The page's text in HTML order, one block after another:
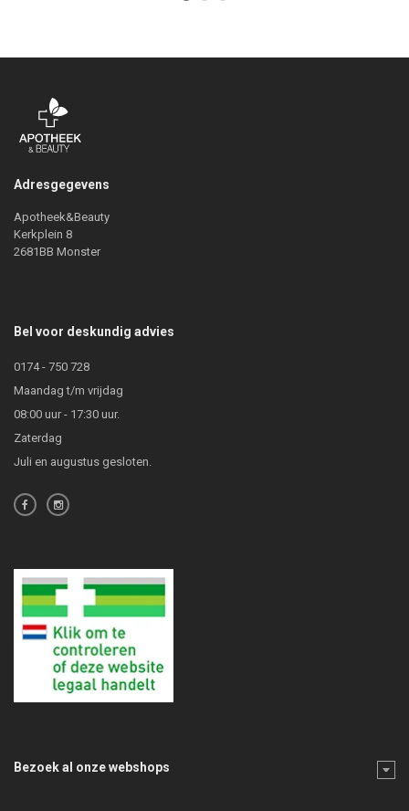
Adresgegevens
Apotheek&Beauty
Kerkplein 8
2681BB Monster
Bel voor deskundig advies
0174 - 750 728
Maandag t/m vrijdag
08:00 uur - 17:30 uur.
Zaterdag
Juli en augustus gesloten.
Bezoek al onze webshops